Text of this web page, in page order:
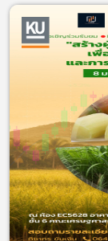
ณ ห้อง EC
มหา
Join
https://
ส